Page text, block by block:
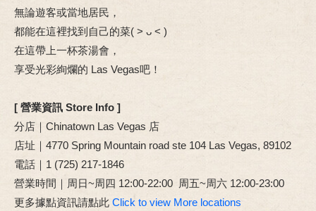
無論遊客或當地居民，
都能在這裡找到自己的菜( ˃ ᴗ ˂ )
在這帶上一杯茶湯會，
享受光彩絢爛的 Las Vegas吧！
[ 營業資訊 Store Info ]
分店｜Chinatown Las Vegas 店
店址｜4770 Spring Mountain road ste 104 Las Vegas, 89102​
電話｜1 (725) 217-1846
營業時間｜周日~周四 12:00-22:00 周五~周六 12:00-23:00
更多據點資訊請點此 Click to view More locations